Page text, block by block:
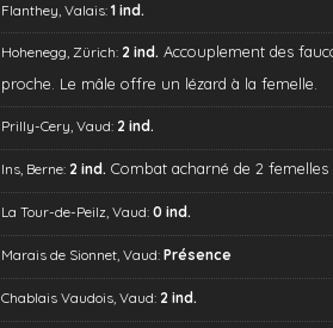
Flanthey, Valais: 1 ind.
Hohenegg, Zürich: 2 ind. Accouplement des
proche. Le mâle offre un lézard à la femelle.
Prilly-Cery, Vaud: 2 ind.
Ins, Berne: 2 ind. Combat acharné de 2
La Tour-de-Peilz, Vaud: 0 ind.
Marais de Sionnet, Vaud: Présence
Chablais Vaudois, Vaud: 2 ind.